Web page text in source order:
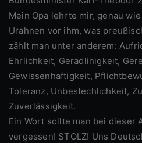
Mein Opa lehrte mir, genau
Urahnen vor ihm, was
zählt man unter anderem:
Ehrlichkeit, Geradlinigkeit,
Gewissenhaftigkeit,
Toleranz, Unbestechlichkeit,
Zuverlässigkeit.
Ein Wort sollte man bei dieser
vergessen! STOLZ! Uns